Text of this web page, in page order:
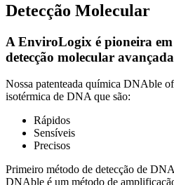
Detecção Molecular
A EnviroLogix é pioneira
detecção molecular
Nossa patenteada química DNAble
isotérmica de DNA que são:
Rápidos
Sensíveis
Precisos
Primeiro método de detecção de
DNAble é um método de